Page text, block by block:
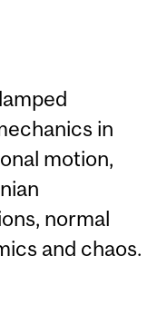
in
motion,
normal
and chaos.